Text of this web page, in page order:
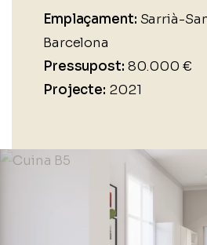
Emplaçament: Sarrià-
Barcelona
Pressupost: 80.000 €
Projecte: 2021